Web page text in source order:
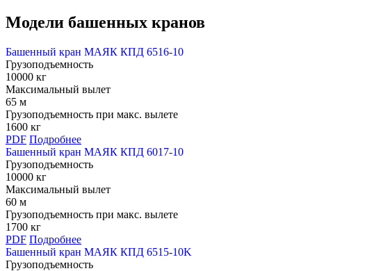
Модели башенных кранов
Башенный кран МАЯК КПД 6516-10
Грузоподъемность
10000 кг
Максимальный вылет
65 м
Грузоподъемность при макс. вылете
1600 кг
PDF Подробнее
Башенный кран МАЯК КПД 6017-10
Грузоподъемность
10000 кг
Максимальный вылет
60 м
Грузоподъемность при макс. вылете
1700 кг
PDF Подробнее
Башенный кран МАЯК КПД 6515-10K
Грузоподъемность